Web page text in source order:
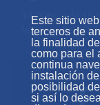
14.00hs y de
festivos de
Este sitio
terceros de
la finalidad
como para el
continua
instalación
posibilidad
si así lo